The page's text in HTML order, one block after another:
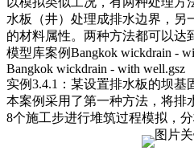
水板（井）处理成排水边界，另
的材料属性。两种方法都可以达
模型库案例Bangkok wickdrain -
Bangkok wickdrain - with well.gsz
实例3.4.1：某设置排水板的坝基
本案例采用了第一种方法，将排
8个施工步进行堆筑过程模拟，